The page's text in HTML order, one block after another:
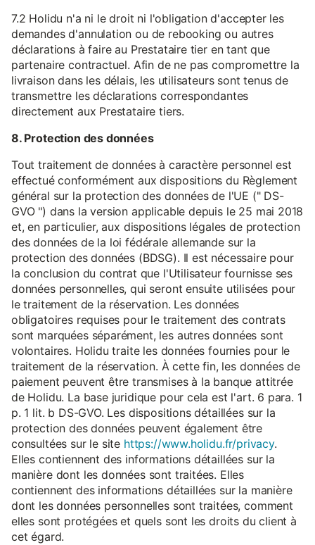
7.2 Holidu n'a ni le droit ni l'obligation d'accepter les
demandes d'annulation ou de rebooking ou autres
déclarations à faire au Prestataire tier en tant que
partenaire contractuel. Afin de ne pas compromettre la
livraison dans les délais, les utilisateurs sont tenus de
transmettre les déclarations correspondantes
directement aux Prestataire tiers.
8. Protection des données
Tout traitement de données à caractère personnel est
effectué conformément aux dispositions du Règlement
général sur la protection des données de l'UE (" DS-
GVO ") dans la version applicable depuis le 25 mai 2018
et, en particulier, aux dispositions légales de protection
des données de la loi fédérale allemande sur la
protection des données (BDSG). Il est nécessaire pour
la conclusion du contrat que l'Utilisateur fournisse ses
données personnelles, qui seront ensuite utilisées pour
le traitement de la réservation. Les données
obligatoires requises pour le traitement des contrats
sont marquées séparément, les autres données sont
volontaires. Holidu traite les données fournies pour le
traitement de la réservation. À cette fin, les données de
paiement peuvent être transmises à la banque attitrée
de Holidu. La base juridique pour cela est l'art. 6 para. 1
p. 1 lit. b DS-GVO. Les dispositions détaillées sur la
protection des données peuvent également être
consultées sur le site https://www.holidu.fr/privacy.
Elles contiennent des informations détaillées sur la
manière dont les données sont traitées. Elles
contiennent des informations détaillées sur la manière
dont les données personnelles sont traitées, comment
elles sont protégées et quels sont les droits du client à
cet égard.